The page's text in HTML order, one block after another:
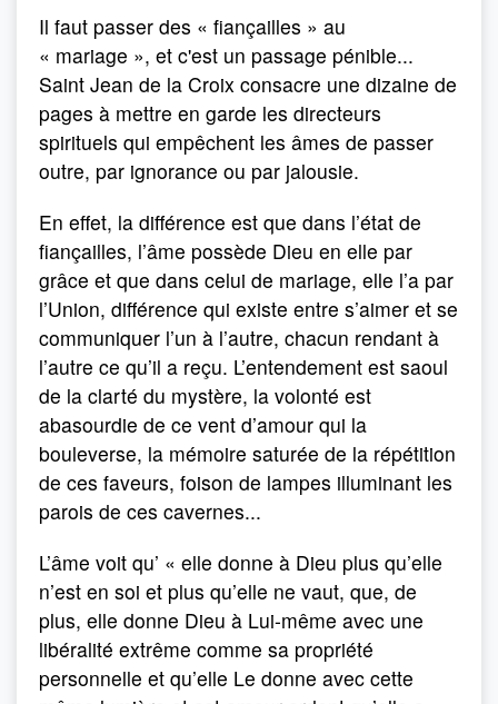
Il faut passer des « fiançailles » au
« mariage », et c'est un passage pénible...
Saint Jean de la Croix consacre une dizaine de
pages à mettre en garde les directeurs
spirituels qui empêchent les âmes de passer
outre, par ignorance ou par jalousie.
En effet, la différence est que dans l’état de
fiançailles, l’âme possède Dieu en elle par
grâce et que dans celui de mariage, elle l’a par
l’Union, différence qui existe entre s’aimer et se
communiquer l’un à l’autre, chacun rendant à
l’autre ce qu’il a reçu. L’entendement est saoul
de la clarté du mystère, la volonté est
abasourdie de ce vent d’amour qui la
bouleverse, la mémoire saturée de la répétition
de ces faveurs, foison de lampes illuminant les
parois de ces cavernes...
L’âme voit qu’ « elle donne à Dieu plus qu’elle
n’est en soi et plus qu’elle ne vaut, que, de
plus, elle donne Dieu à Lui-même avec une
libéralité extrême comme sa propriété
personnelle et qu’elle Le donne avec cette